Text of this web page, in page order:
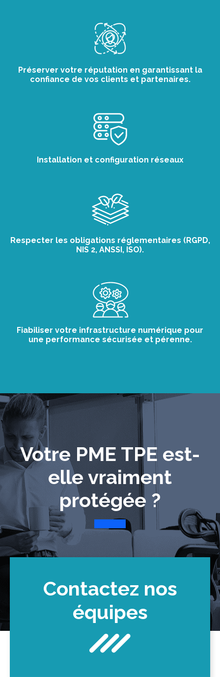
Préserver votre réputation en garantissant la
confiance de vos clients et partenaires.
Installation et configuration réseaux
Respecter les obligations réglementaires (RGPD,
NIS 2, ANSSI, ISO).
Fiabiliser votre infrastructure numérique pour
une performance sécurisée et pérenne.
Votre PME TPE est-
elle vraiment
protégée ?
Contactez nos
équipes